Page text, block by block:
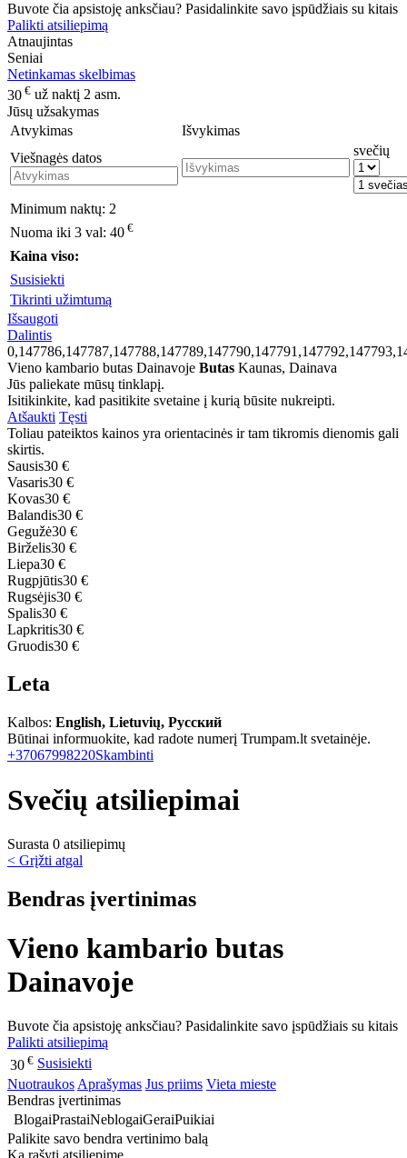
Buvote čia apsistoję anksčiau? Pasidalinkite savo įspūdžiais su kitais
Palikti atsiliepimą
Atnaujintas
Seniai
Netinkamas skelbimas
30 € už naktį 2 asm.
Jūsų užsakymas
Atvykimas
Išvykimas
Viešnagės datos
svečių
Minimum naktų: 2
Nuoma iki 3 val: 40 €
Kaina viso:
Susisiekti
Tikrinti užimtumą
Išsaugoti
Dalintis
Vieno kambario butas Dainavoje Butas Kaunas, Dainava
Jūs paliekate mūsų tinklapį.
Isitikinkite, kad pasitikite svetaine į kurią būsite nukreipti.
Atšaukti Tęsti
Toliau pateiktos kainos yra orientacinės ir tam tikromis dienomis gali
skirtis.
Sausis30 €
Vasaris30 €
Kovas30 €
Balandis30 €
Gegužė30 €
Birželis30 €
Liepa30 €
Rugpjūtis30 €
Rugsėjis30 €
Spalis30 €
Lapkritis30 €
Gruodis30 €
Leta
Kalbos: English, Lietuvių, Русский
Būtinai informuokite, kad radote numerį Trumpam.lt svetainėje.
+37067998220Skambinti
Svečių atsiliepimai
Surasta 0 atsiliepimų
< Grįžti atgal
Bendras įvertinimas
Vieno kambario butas
Dainavoje
Buvote čia apsistoję anksčiau? Pasidalinkite savo įspūdžiais su kitais
Palikti atsiliepimą
30 € Susisiekti
Nuotraukos Aprašymas Jus priims Vieta mieste
Bendras įvertinimas
BlogaiPrastaiNeblogaiGeraiPuikiai
Palikite savo bendra vertinimo balą
Ką rašyti atsiliepime